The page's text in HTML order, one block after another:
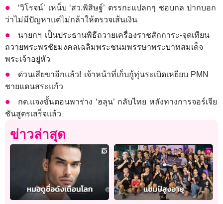
‘วิโรจน์’ เหน็บ ‘สว.พิสิษฐ์’ ตรรกะแปลกๆ ชอบกล ปากบอก
ว่าไม่มีปัญหาแต่ไม่กล้าให้ตรวจเส้นเงิน
นายกฯ เป็นประธานพิธีถวายเครื่องราชสักการะ-จุดเทียน
ถวายพระพรชัยมงคลเฉลิมพระชนมพรรษาพระบาทสมเด็จ
พระเจ้าอยู่หัว
ด่วนเสียขาอีกแล้ว! เจ้าหน้าที่เก็บกู้ทุ่นระเบิดเหยียบ PMN
ชายแดนสระแก้ว
กต.แจงขั้นตอนพาร่าง ‘ฮลุน’ กลับไทย หลังทางการจอร์เจีย
ชันสูตรเสร็จแล้ว
ข่าวล่าสุด